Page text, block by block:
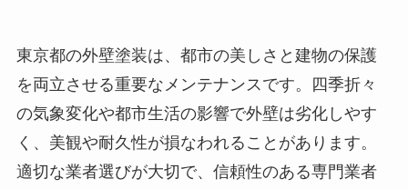
東京都の外壁塗装は、都市の美しさと建物の保護
を両立させる重要なメンテナンスです。四季折々
の気象変化や都市生活の影響で外壁は劣化しやす
く、美観や耐久性が損なわれることがあります。
適切な業者選びが大切で、信頼性のある専門業者